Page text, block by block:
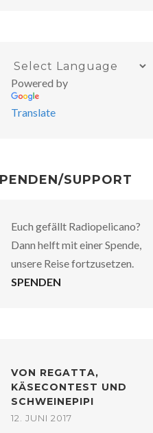
Powered by
Translate
SUPPORT
Euch gefällt Radiopelicano?
Dann helft mit einer Spende,
unsere Reise fortzusetzen.
SPENDEN
VON REGATTA,
KÄSECONTEST UND
SCHWEINEPIPI
12. JUNI 2017